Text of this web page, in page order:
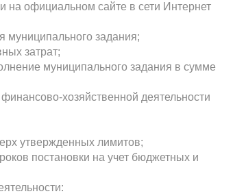
официальном сайте в сети Интернет
муниципального задания;
затрат;
муниципального задания в сумме
хозяйственной деятельности
утвержденных лимитов;
постановки на учет бюджетных и